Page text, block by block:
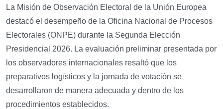
La Misión de Observación Electoral de la Unión Europea
destacó el desempeño de la Oficina Nacional de Procesos
Electorales (ONPE) durante la Segunda Elección
Presidencial 2026. La evaluación preliminar presentada por
los observadores internacionales resaltó que los
preparativos logísticos y la jornada de votación se
desarrollaron de manera adecuada y dentro de los
procedimientos establecidos.